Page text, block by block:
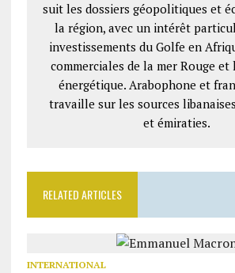
suit les dossiers géopolitiques et
la région, avec un intérêt
investissements du Golfe en
commerciales de la mer Rouge
énergétique. Arabophone et
travaille sur les sources
et émiraties.
RELATED ARTICLES
INTERNATIONAL